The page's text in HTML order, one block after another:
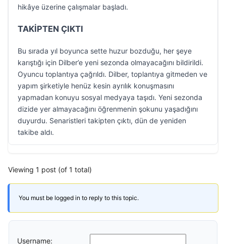
hikâye üzerine çalışmalar başladı.
TAKİPTEN ÇIKTI
Bu sırada yıl boyunca sette huzur bozduğu, her şeye
karıştığı için Dilber’e yeni sezonda olmayacağını bildirildi.
Oyuncu toplantıya çağrıldı. Dilber, toplantıya gitmeden ve
yapım şirketiyle henüz kesin ayrılık konuşmasını
yapmadan konuyu sosyal medyaya taşıdı. Yeni sezonda
dizide yer almayacağını öğrenmenin şokunu yaşadığını
duyurdu. Senaristleri takipten çıktı, dün de yeniden
takibe aldı.
Viewing 1 post (of 1 total)
You must be logged in to reply to this topic.
Username: